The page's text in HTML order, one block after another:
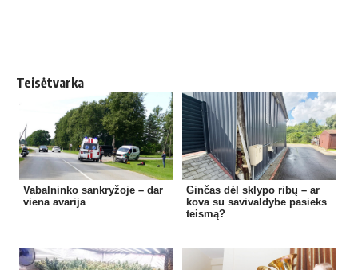
Teisėtvarka
Vabalninko sankryžoje – dar
viena avarija
Ginčas dėl sklypo ribų – ar
kova su savivaldybe pasieks
teismą?